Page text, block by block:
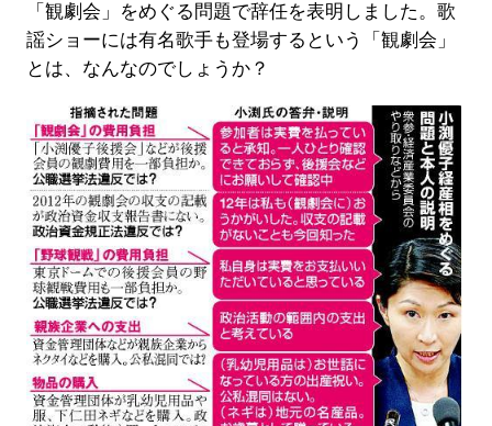
「観劇会」をめぐる問題で辞任を表明しました。歌
謡ショーには有名歌手も登場するという「観劇会」
とは、なんなのでしょうか？